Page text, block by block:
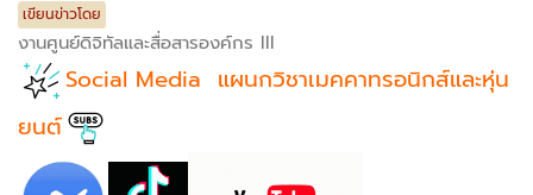
เขียนข่าวโดย
งานศูนย์ดิจิทัลและสื่อสารองค์กร III
Social Media แผนกวิชาเมคคาทรอนิกส์และหุ่น
ยนต์